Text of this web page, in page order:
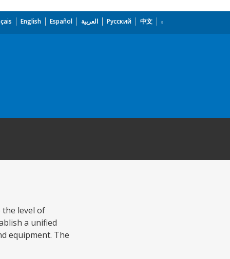
English Español العربية Русский 中文
level of
a unified
equipment. The